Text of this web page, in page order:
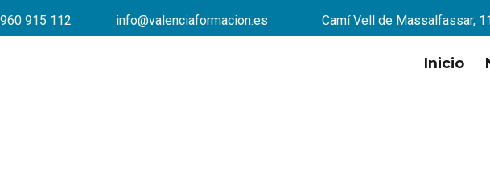
960 915 112 info@valenciaformacion.es Camí Vell de Massalfassar,
Inicio